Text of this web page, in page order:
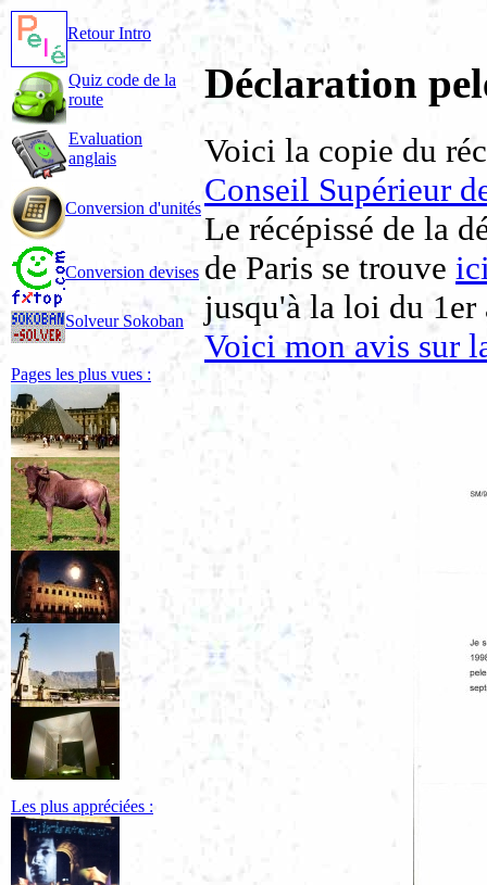
Retour Intro
Quiz code de la
route
Evaluation
anglais
Conversion d'unités
Conversion devises
Solveur Sokoban
Pages les plus vues :
Les plus appréciées :
Déclaration
Voici la copie du
Conseil Supérieur
Le récépissé de la
de Paris se trouve
jusqu'à la loi du
Voici mon avis sur